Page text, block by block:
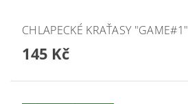
CHLAPECKÉ KRAŤASY "GAME#1"
145 Kč